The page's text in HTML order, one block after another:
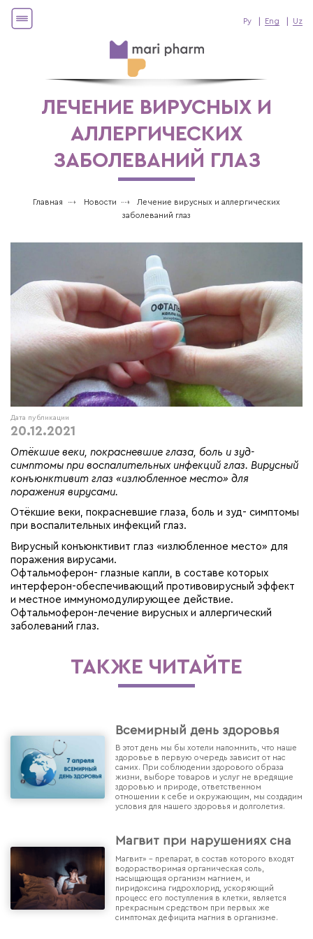
Ру Eng Uz
ЛЕЧЕНИЕ ВИРУСНЫХ И
АЛЛЕРГИЧЕСКИХ
ЗАБОЛЕВАНИЙ ГЛАЗ
Главная Новости
Лечение вирусных и аллергических
заболеваний глаз
Дата публикации
20.12.2021
Отёкшие веки, покрасневшие глаза, боль и зуд-
симптомы при воспалительных инфекций глаз. Вирусный
конъюнктивит глаз «излюбленное место» для
поражения вирусами.
Отёкшие веки, покрасневшие глаза, боль и зуд- симптомы
при воспалительных инфекций глаз.
Вирусный конъюнктивит глаз «излюбленное место» для
поражения вирусами.
Офтальмоферон- глазные капли, в составе которых
интерферон-обеспечивающий противовирусный эффект
и местное иммуномодулирующее действие.
Офтальмоферон-лечение вирусных и аллергический
заболеваний глаз.
ТАКЖЕ ЧИТАЙТЕ
Всемирный день здоровья
В этот день мы бы хотели напомнить, что наше
здоровье в первую очередь зависит от нас
самих. При соблюдении здорового образа
жизни, выборе товаров и услуг не вредящие
здоровью и природе, ответственном
отношении к себе и окружающим, мы создадим
условия для нашего здоровья и долголетия.
Магвит при нарушениях сна
Магвит» - препарат, в состав которого входят
водорастворимая органическая соль,
насыщающая организм магнием, и
пиридоксина гидрохлорид, ускоряющий
процесс его поступления в клетки, является
прекрасным средством при первых же
симптомах дефицита магния в организме.